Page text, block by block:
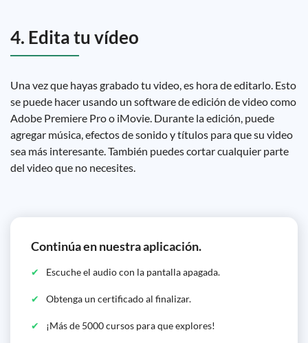
4. Edita tu vídeo
Una vez que hayas grabado tu video, es hora de editarlo. Esto
se puede hacer usando un software de edición de video como
Adobe Premiere Pro o iMovie. Durante la edición, puede
agregar música, efectos de sonido y títulos para que su video
sea más interesante. También puedes cortar cualquier parte
del video que no necesites.
Continúa en nuestra aplicación.
Escuche el audio con la pantalla apagada.
Obtenga un certificado al finalizar.
¡Más de 5000 cursos para que explores!